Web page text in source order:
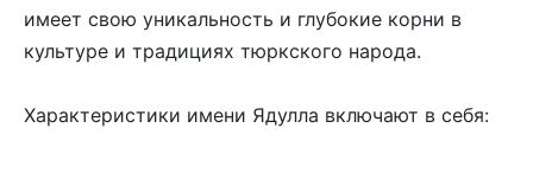
имеет свою уникальность и глубокие корни в
культуре и традициях тюркского народа.
Характеристики имени Ядулла включают в себя: